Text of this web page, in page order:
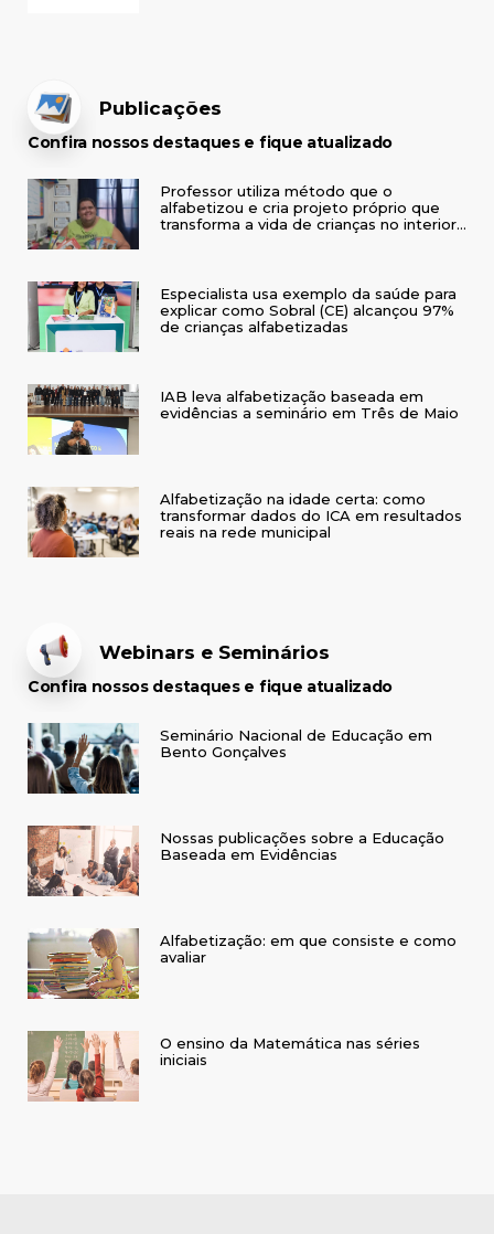
Publicações
Confira nossos destaques e fique atualizado
Professor utiliza método que o
alfabetizou e cria projeto próprio que
transforma a vida de crianças no interior
Especialista usa exemplo da saúde para
explicar como Sobral (CE) alcançou 97%
de crianças alfabetizadas
IAB leva alfabetização baseada em
evidências a seminário em Três de Maio
Alfabetização na idade certa: como
transformar dados do ICA em resultados
reais na rede municipal
Webinars e Seminários
Confira nossos destaques e fique atualizado
Seminário Nacional de Educação em
Bento Gonçalves
Nossas publicações sobre a Educação
Baseada em Evidências
Alfabetização: em que consiste e como
avaliar
O ensino da Matemática nas séries
iniciais